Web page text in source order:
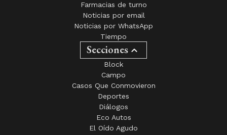
Farmacias de turno
Noticias por email
Noticias por WhatsApp
Tiempo
Secciones
Block
Campo
Casos Que Conmovieron
Deportes
Diálogos
Eco Autos
El Oído Agudo